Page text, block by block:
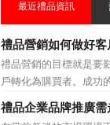
最近禮品資訊
禮品營銷如何做好客
禮品營銷的目標就是要
戶轉化為購買者。成功
相應的分類，了解不同
制定相應的營銷對策，
禮品企業品牌推廣